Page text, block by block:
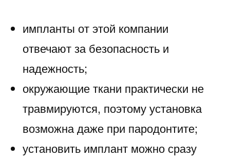
импланты от этой компании
отвечают за безопасность и
надежность;
окружающие ткани практически не
травмируются, поэтому установка
возможна даже при пародонтите;
установить имплант можно сразу